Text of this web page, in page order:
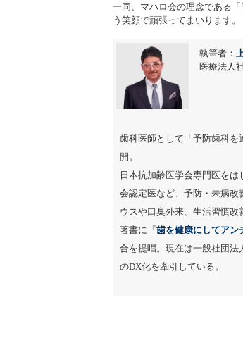
一同、マハロ会の理念である
う笑顔で頑張ってまいります。
執筆者：
医療法人
歯科医師として「予防歯科を
開。
日本抗加齢医学会専門医を
会認定医など、予防・未病改
ウスや口臭外来、生活習慣改
著書に『歯を健康にしてアン
合を提唱。現在は一般社団法
のDX化を牽引している。